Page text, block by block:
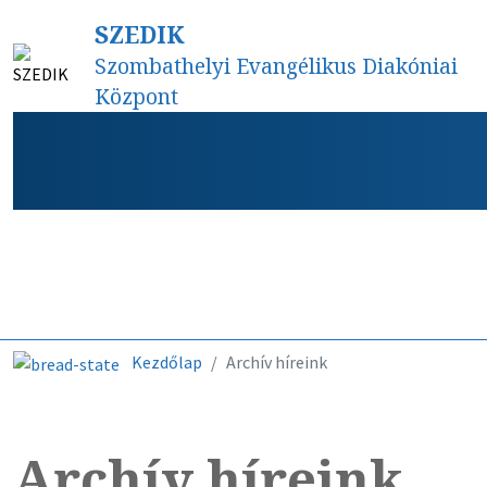
SZEDIK
Szombathelyi Evangélikus Diakóniai
Központ
Kezdőlap Archív híreink